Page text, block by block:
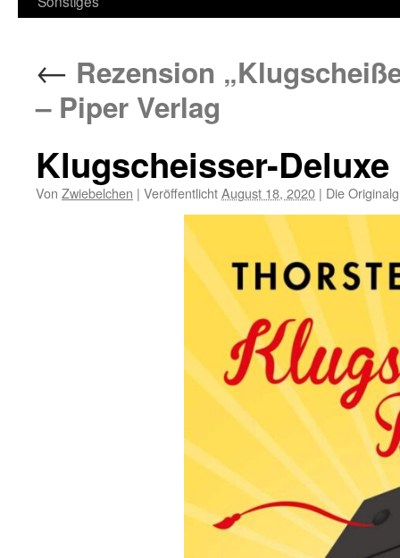
← Rezension
– Piper Verlag
Klugscheisser-Deluxe
Von Zwiebelchen | VeröffentlichtAugust 18, 2020 | Die